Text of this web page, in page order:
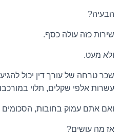
הבעיה?
שירות כזה עולה כסף.
ולא מעט.
שכר טרחה של עורך דין יכול
עשרות אלפי שקלים, תלוי
ואם אתם עמוק בחובות, הסכומים
אז מה עושים?